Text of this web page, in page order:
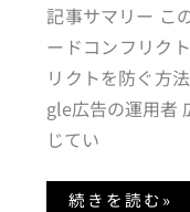
記事サマリー こ
ードコンフリク
リクトを防ぐ方
gle広告の運用者
じてい
続きを読む»